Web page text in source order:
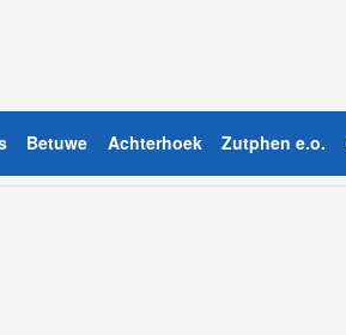
Betuwe Achterhoek Zutphen e.o.